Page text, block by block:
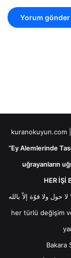
kuranokuyun.com
“Ey Alemlerinde
uğrayanların
HER İŞİ
لا حول ولا قوّة إلاّ بالله “Lâ havle ve lâ kuvvete illâ billâh Güç ve kuvvet
her türlü değişim
Bakara